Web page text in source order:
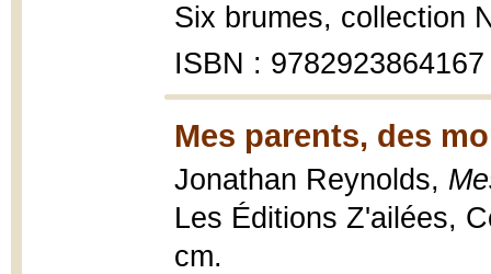
Six brumes, collection
ISBN : 9782923864167
Mes parents, des
Jonathan Reynolds,
Les Éditions Z'ailées,
cm.